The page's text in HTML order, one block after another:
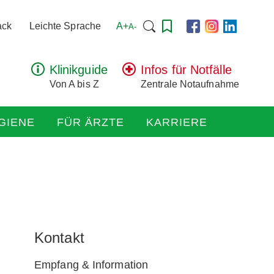
Leichte Sprache A+A- Suchen
Klinikguide
Von A bis Z
Infos für Notfälle
Zentrale Notaufnahme
FÜR ÄRZTE KARRIERE
Kontakt
Empfang & Information